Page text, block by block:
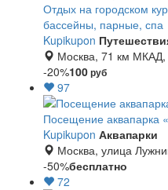
Отдых на городском
бассейны, парные, спа
Kupikupon
Москва, 71 км
-20%100руб
97
Посещение аквапарка
Kupikupon Аквапарки
Москва, улица
-50%бесплатно
72